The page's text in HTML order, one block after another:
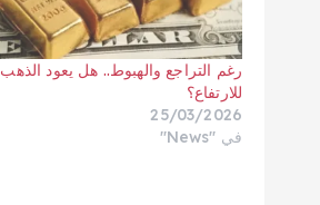
رغم التراجع والهبوط.. هل يعود الذهب
للارتفاع؟
25/03/2026
في "News"